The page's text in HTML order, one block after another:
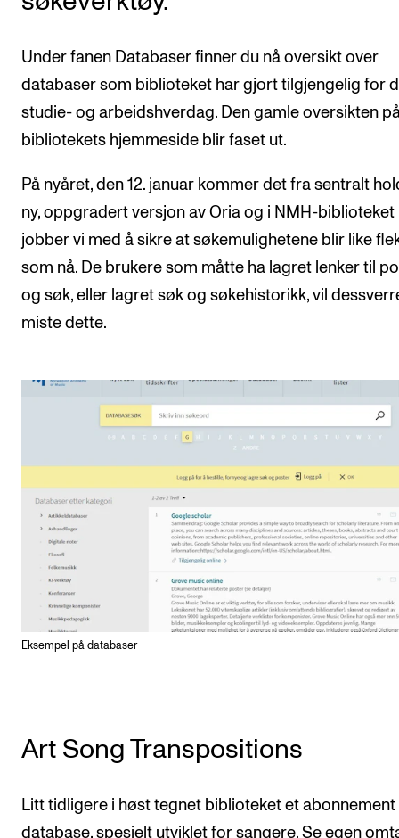
Under fanen Databaser finner du nå oversikt over
databaser som biblioteket har gjort tilgjengelig for
studie- og arbeidshverdag. Den gamle oversikten
bibliotekets hjemmeside blir faset ut.
På nyåret, den 12. januar kommer det fra sentralt
ny, oppgradert versjon av Oria og i NMH-biblioteket
jobber vi med å sikre at søkemulighetene blir like
som nå. De brukere som måtte ha lagret lenker til
og søk, eller lagret søk og søkehistorikk, vil
miste dette.
Eksempel på databaser
Art Song Transpositions
Litt tidligere i høst tegnet biblioteket et abonnement
database, spesielt utviklet for sangere. Se egen